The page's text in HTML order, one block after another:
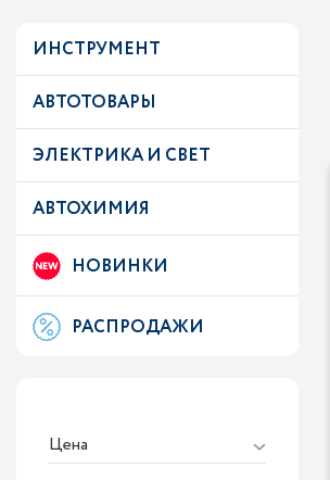
ИНСТРУМЕНТ
АВТОТОВАРЫ
ЭЛЕКТРИКА И СВЕТ
АВТОХИМИЯ
НОВИНКИ
РАСПРОДАЖИ
Цена